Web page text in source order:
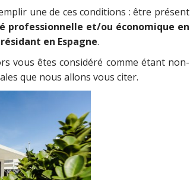
une de ces conditions : être présent
professionnelle et/ou économique en
en Espagne.
vous êtes considéré comme étant non-
que nous allons vous citer.